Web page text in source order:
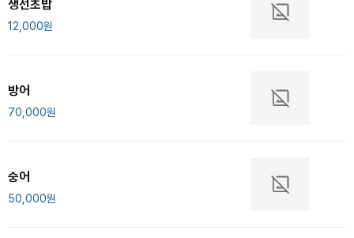
생선초밥
12,000원
방어
70,000원
숭어
50,000원